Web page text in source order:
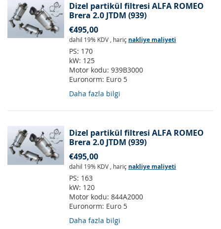
Dizel partikül filtresi ALFA ROMEO
Brera 2.0 JTDM (939)
€495,00
dahil 19% KDV , hariç nakliye maliyeti
PS: 170
kW: 125
Motor kodu: 939B3000
Euronorm: Euro 5
Daha fazla bilgi
Dizel partikül filtresi ALFA ROMEO
Brera 2.0 JTDM (939)
€495,00
dahil 19% KDV , hariç nakliye maliyeti
PS: 163
kW: 120
Motor kodu: 844A2000
Euronorm: Euro 5
Daha fazla bilgi